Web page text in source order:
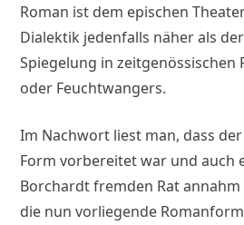
Roman ist dem epischen
Dialektik jedenfalls näher als
Spiegelung in zeitgenössischen
oder Feuchtwangers.
Im Nachwort liest man, dass
Form vorbereitet war und auch
Borchardt fremden Rat
die nun vorliegende